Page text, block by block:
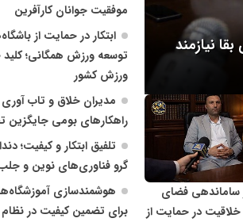
نیازمند
نوآوری و خلاقیت
کاهش آسیب‌های
ساماندهی فضای
در حمایت از
شبکه خبری مدیران نابغه
موفقیت جوانان کارآفرین
ابتکار در حمایت از
توسعه ورزش همگانی؛
ورزش کشور
مدیران خلاق و تاب
راهکارهای بومی جایگزین
تلفیق ابتکار و کیفیت؛
گرو فناوری‌های نوین و جلب
هوشمندسازی
برای تضمین کیفیت در نظام